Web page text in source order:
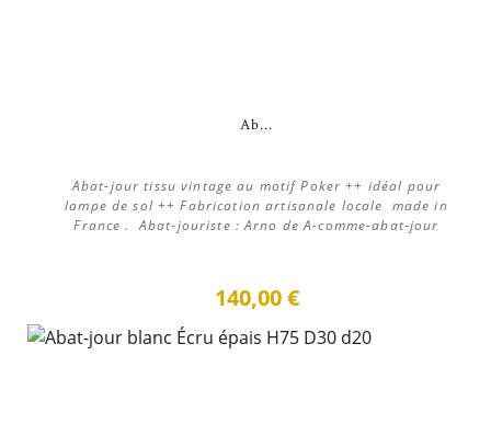
Ab...
Abat-jour tissu vintage au motif Poker ++ idéal pour
lampe de sol ++ Fabrication artisanale locale made in
France . Abat-jouriste : Arno de A-comme-abat-jour
140,00 €